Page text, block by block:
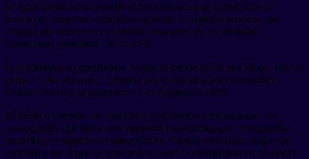
El espectáculo se desarrolló sobre una lona que cubrió todo el
terreno de juego en el mítico estadio de la capital mexicana, que
alberga por tercera vez el partido inaugural de un Mundial,
constataron periodistas de la AFP.
Los primeros en presentarse fueron la banda mexicana Maná, con su
clásico ‘Oye mi amor’, seguida por el cantante pop venezolano
Danny Ocean y la agrupación Los Ángeles Azules.
El público coreaba las canciones, que fueron acompañadas por
coreografías con bailarines vistiendo trajes indígenas -con grandes
penachos- y mujeres en trajes típicos. Fuegos artificiales salían del
escenario que tenía un gran trofeo como el mundialista en el medio.